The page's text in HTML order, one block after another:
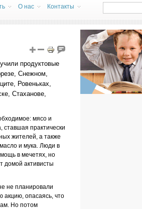
О нас Контакты
продуктовые
Снежном,
Ровеньках,
Стаханове,
мясо и
ставшая практически
жителей, а также
и мука. Люди в
в мечетях, но
домой активисты
не планировали
акцию, опасаясь, что
Но потом